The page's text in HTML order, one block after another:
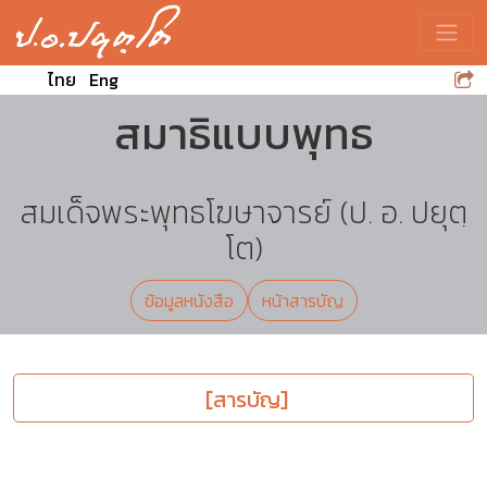
ไทย Eng
สมาธิแบบพุทธ
สมเด็จพระพุทธโฆษาจารย์ (ป. อ. ปยุตฺ
โต)
ข้อมูลหนังสือ หน้าสารบัญ
[สารบัญ]